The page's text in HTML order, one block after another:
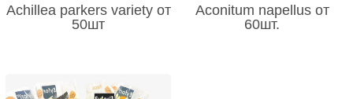
Achillea parkers variety от
50шт
Aconitum napellus от
60шт.